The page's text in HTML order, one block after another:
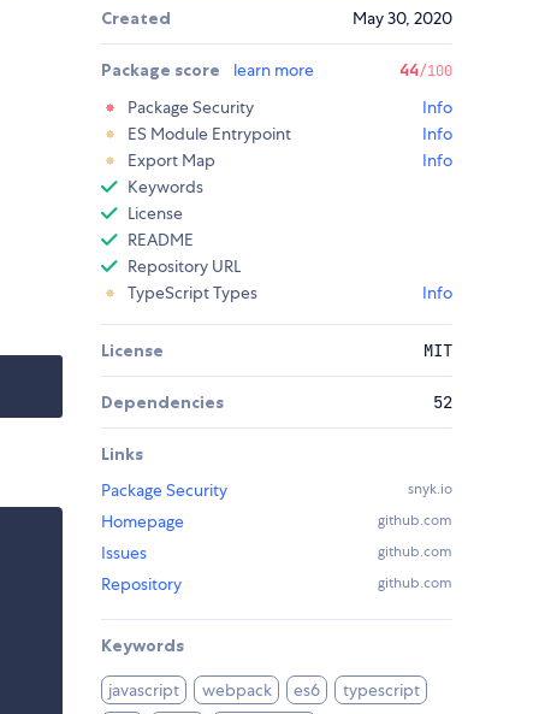
Created May 30, 2020
Package score learn more 44/100
Package Security
Info
ES Module Entrypoint
Info
Export Map
Info
Keywords
License
README
Repository URL
TypeScript Types
Info
License MIT
Dependencies 52
Links
Package Security
snyk.io
Homepage github.com
Issues github.com
Repository github.com
Keywords
javascript webpack es6
typescript